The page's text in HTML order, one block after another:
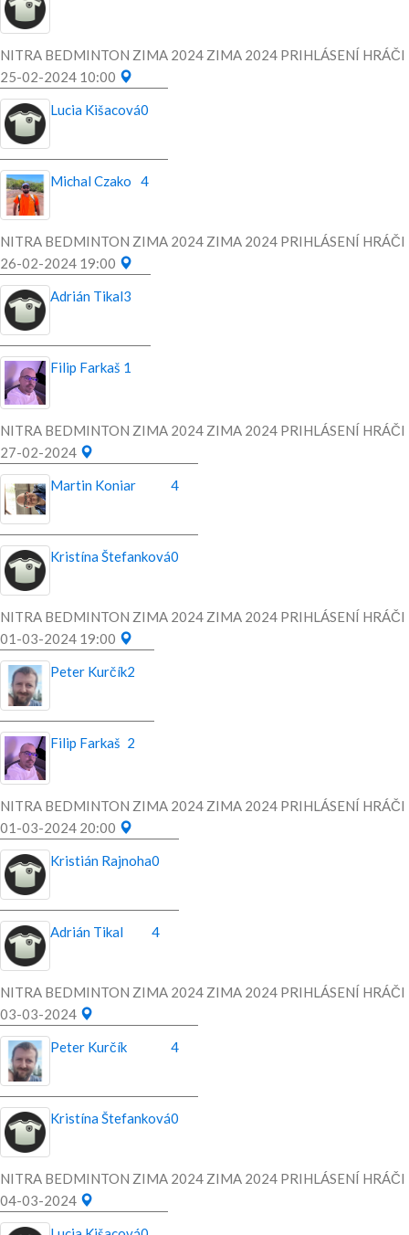
NITRA BEDMINTON ZIMA 2024 ZIMA 2024 PRIHLÁSENÍ HRÁČI
25-02-2024 10:00
Lucia Kišacová0
Michal Czako 4
NITRA BEDMINTON ZIMA 2024 ZIMA 2024 PRIHLÁSENÍ HRÁČI
26-02-2024 19:00
Adrián Tikal3
Filip Farkaš 1
NITRA BEDMINTON ZIMA 2024 ZIMA 2024 PRIHLÁSENÍ HRÁČI
27-02-2024
Martin Koniar
4
Kristína Štefanková0
NITRA BEDMINTON ZIMA 2024 ZIMA 2024 PRIHLÁSENÍ HRÁČI
01-03-2024 19:00
Peter Kurčík2
Filip Farkaš 2
NITRA BEDMINTON ZIMA 2024 ZIMA 2024 PRIHLÁSENÍ HRÁČI
01-03-2024 20:00
Kristián Rajnoha0
Adrián Tikal 4
NITRA BEDMINTON ZIMA 2024 ZIMA 2024 PRIHLÁSENÍ HRÁČI
03-03-2024
Peter Kurčík
4
Kristína Štefanková0
NITRA BEDMINTON ZIMA 2024 ZIMA 2024 PRIHLÁSENÍ HRÁČI
04-03-2024